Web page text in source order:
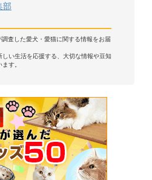
部
査した愛犬・愛猫に関する情報をお届
しい生活を応援する、大切な情報や豆知
す。